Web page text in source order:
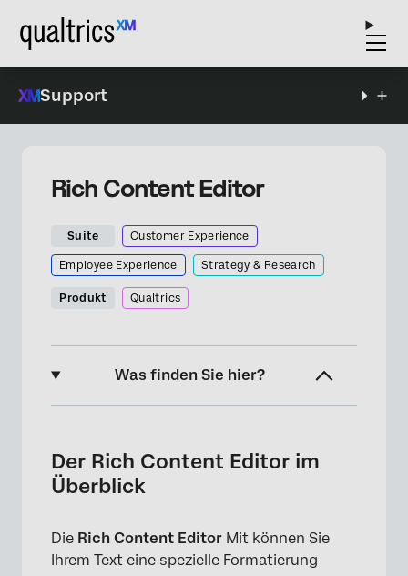
Support
Rich Content Editor
Suite Customer Experience
Employee Experience Strategy & Research
Produkt Qualtrics
Was finden Sie hier?
Auf den Rich Content Editor zugreifen
Den Rich Content Editor einfügen
Rich Content Editor vs. UMFRAGEN
Der Rich Content Editor im
Überblick
Die Rich Content Editor Mit können Sie
Ihrem Text eine spezielle Formatierung